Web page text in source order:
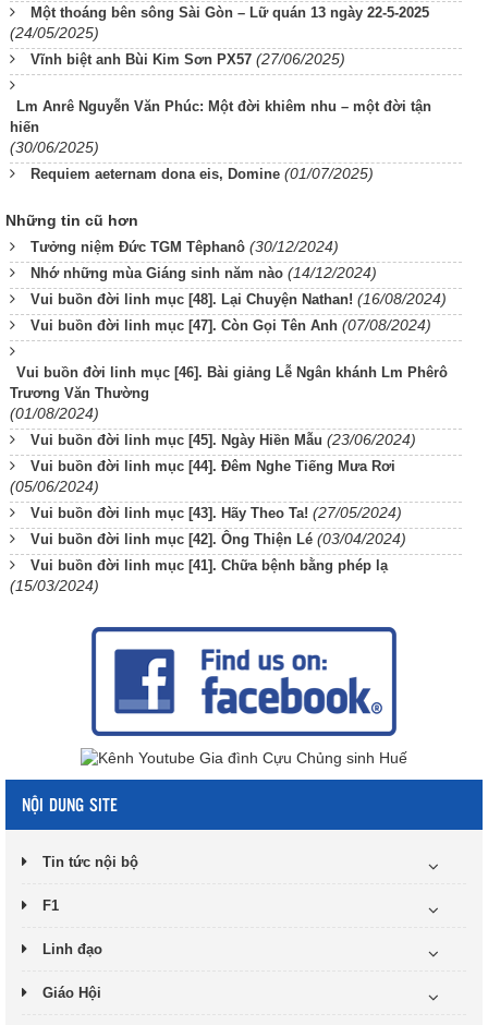
Một thoáng bên sông Sài Gòn – Lữ quán 13 ngày 22-5-2025
(24/05/2025)
Vĩnh biệt anh Bùi Kim Sơn PX57 (27/06/2025)
Lm Anrê Nguyễn Văn Phúc: Một đời khiêm nhu – một đời tận
hiến
(30/06/2025)
Requiem aeternam dona eis, Domine (01/07/2025)
Những tin cũ hơn
Tưởng niệm Đức TGM Têphanô (30/12/2024)
Nhớ những mùa Giáng sinh năm nào (14/12/2024)
Vui buồn đời linh mục [48]. Lại Chuyện Nathan! (16/08/2024)
Vui buồn đời linh mục [47]. Còn Gọi Tên Anh (07/08/2024)
Vui buồn đời linh mục [46]. Bài giảng Lễ Ngân khánh Lm Phêrô
Trương Văn Thường
(01/08/2024)
Vui buồn đời linh mục [45]. Ngày Hiền Mẫu (23/06/2024)
Vui buồn đời linh mục [44]. Đêm Nghe Tiếng Mưa Rơi
(05/06/2024)
Vui buồn đời linh mục [43]. Hãy Theo Ta! (27/05/2024)
Vui buồn đời linh mục [42]. Ông Thiện Lé (03/04/2024)
Vui buồn đời linh mục [41]. Chữa bệnh bằng phép lạ
(15/03/2024)
NỘI DUNG SITE
Tin tức nội bộ
F1
Linh đạo
Giáo Hội